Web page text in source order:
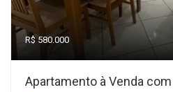
R$ 580.000
Apartamento à Venda